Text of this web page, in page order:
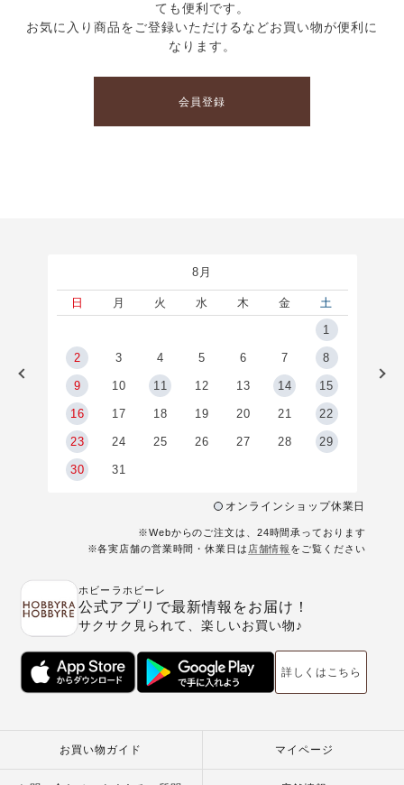
ても便利です。
お気に入り商品をご登録いただけるなどお買い物が便利に
なります。
会員登録
8月
日 月 火 水 木 金
土
1
2 3 4 5 6 7 8
9 10 11 12 13 14 15
16 17 18 19 20 21 22
23 24 25 26 27 28 29
30 31
オンラインショップ休業日
※Webからのご注文は、24時間承っております
※各実店舗の営業時間・休業日は 店舗情報 をご覧ください
ホビーラホビーレ
公式アプリで最新情報をお届け！
サクサク見られて、楽しいお買い物♪
詳しくはこちら
お買い物ガイド マイページ